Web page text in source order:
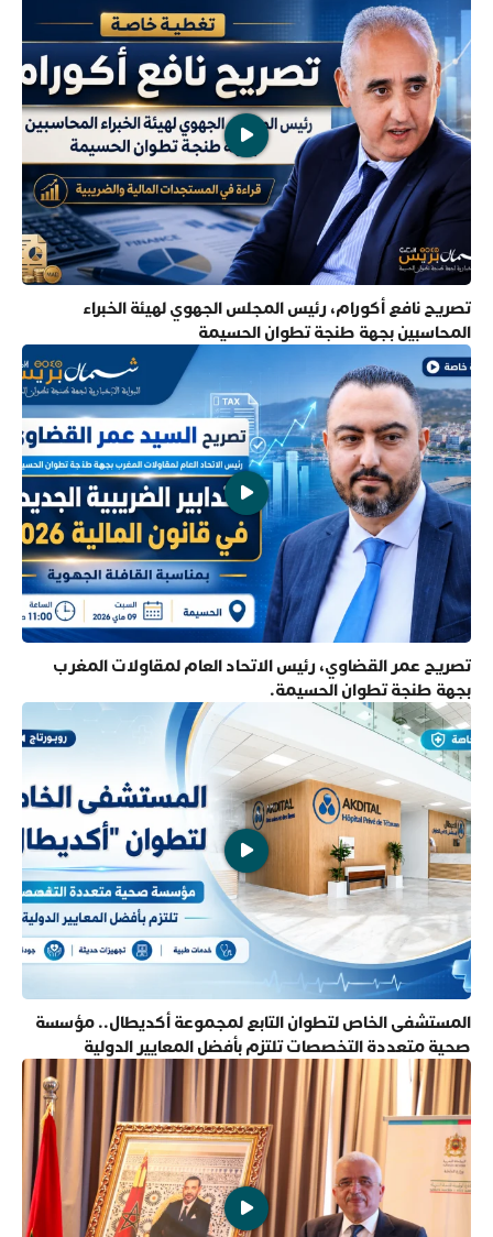
تصريح نافع أكورام، رئيس المجلس الجهوي لهيئة الخبراء
المحاسبين بجهة طنجة تطوان الحسيمة
تصريح عمر القضاوي، رئيس الاتحاد العام لمقاولات المغرب
بجهة طنجة تطوان الحسيمة.
المستشفى الخاص لتطوان التابع لمجموعة أكديطال.. مؤسسة
صحية متعددة التخصصات تلتزم بأفضل المعايير الدولية